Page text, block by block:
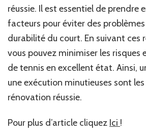
réussie. Il est essentiel de prendre
facteurs pour éviter des
durabilité du court. En suivant ces
vous pouvez minimiser les risques
de tennis en excellent état. Ainsi,
une exécution minutieuses sont les
rénovation réussie.
Pour plus d’article cliquez Ici !